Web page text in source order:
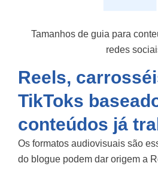
Tamanhos de guia para
redes
Reels,
TikToks
conteúdos já
Os formatos audiovisuais são
do blogue podem dar origem a